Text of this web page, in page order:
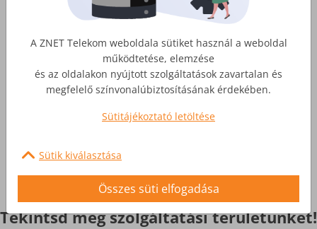
Üzleti Internet
Nagyobb igényekre, egyedi
szolgáltatások
Érdekel
Tekintsd meg szolgáltatási területünket!
A ZNET Telekom weboldala sütiket használ a weboldal
működtetése, elemzése
és az oldalakon nyújtott szolgáltatások zavartalan és
megfelelő színvonalúbiztosításának érdekében.
Sütitájékoztató letöltése
Sütik kiválasztása
Összes süti elfogadása